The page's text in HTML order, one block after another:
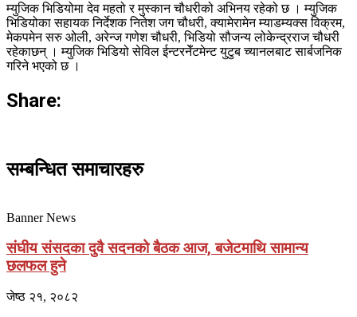
म्युजिक भिडियोमा देव महतो र मुस्कान चौधरीको अभिनय रहेको छ । म्युजिक
भिडियोका सहायक निर्देशक नितेश जग चौधरी, क्यामेरामेन म्याडम्यक्स विक्रम,
मेकपमेन सरु ओली, अरेन्ज गणेश चौधरी, भिडियो सौजन्य लोकेन्द्रराज चौधरी
रहेकाछन् । म्युजिक भिडियो सेविल ईन्टरनेँटमेन्ट युटुब च्यानलबाट सार्बजनिक
गरिने भएको छ ।
Share:
सम्बन्धित समाचारहरु
Banner News
संघीय संसदका दुवै सदनको बैठक आज, बजेटमाथि सामान्य
छलफल हुने
जेष्ठ २१, २०८२